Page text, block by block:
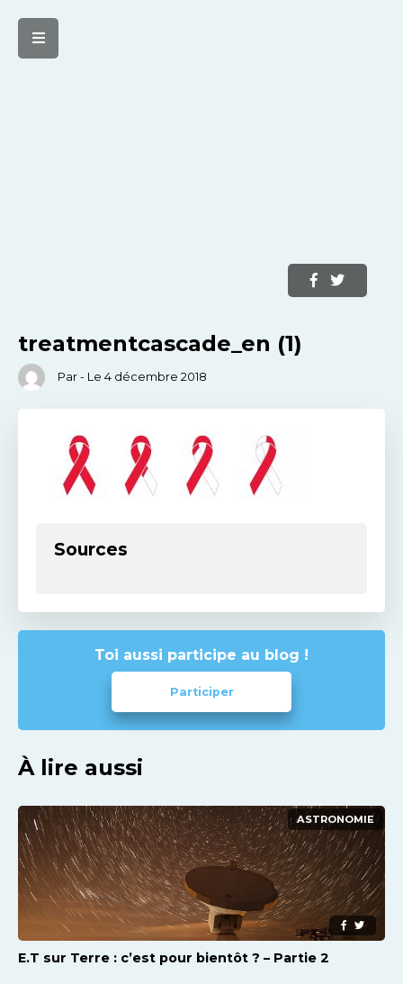
treatmentcascade_en (1)
Par - Le 4 décembre 2018
Sources
Toi aussi participe au blog !
Participer
À lire aussi
ASTRONOMIE
E.T sur Terre : c’est pour bientôt ? – Partie 2